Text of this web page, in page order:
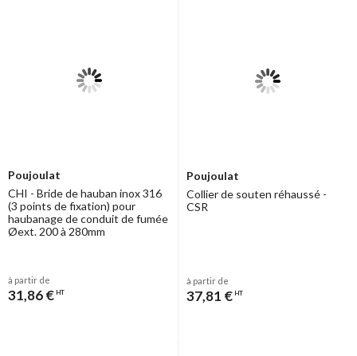
Poujoulat
CHI - Bride de hauban inox 316
(3 points de fixation) pour
haubanage de conduit de fumée
Øext. 200 à 280mm
à partir de
31,86 € HT
Poujoulat
Collier de souten réhaussé -
CSR
à partir de
37,81 € HT